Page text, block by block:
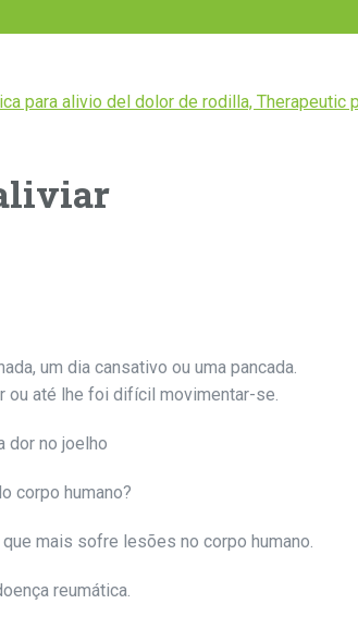
um dia cansativo ou uma pancada.
ou até lhe foi difícil movimentar-se.
dor no joelho
corpo humano?
mais sofre lesões no corpo humano.
reumática.